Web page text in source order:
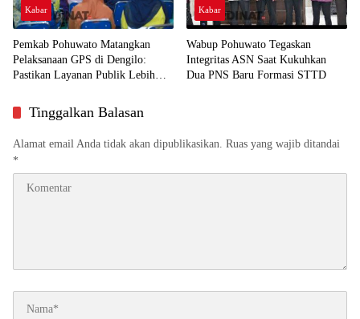
Kabar
Pemkab Pohuwato Matangkan
Pelaksanaan GPS di Dengilo:
Pastikan Layanan Publik Lebih
Kabar
Wabup Pohuwato Tegaskan
Integritas ASN Saat Kukuhkan
Dua PNS Baru Formasi STTD
Tinggalkan Balasan
Alamat email Anda tidak akan dipublikasikan. Ruas yang wajib ditandai
*